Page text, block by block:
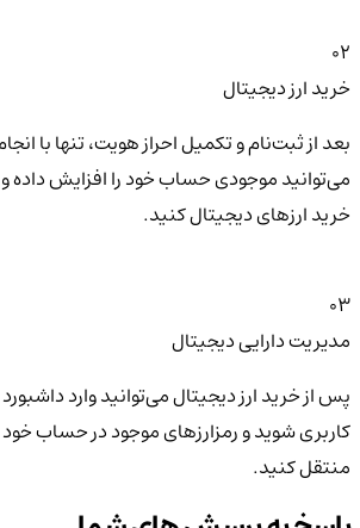
02
خرید ارز دیجیتال
بعد از ثبت‌نام و تکمیل احراز هویت، تنها با انجام
می‌توانید موجودی حساب خود را افزایش داده و
خرید ارزهای دیجیتال کنید.
03
مدیریت دارایی دیجیتال
پس از خرید ارز دیجیتال می‌توانید وارد
کاربری شوید و رمزارزهای موجود در حساب خود
منتقل کنید.